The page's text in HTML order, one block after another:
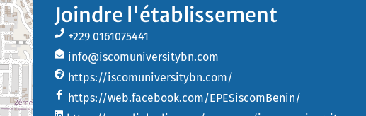
Joindre l'établissement
+229 0161075441
info@iscomuniversitybn.com
https://iscomuniversitybn.com/
https://web.facebook.com/EPESiscomBenin/